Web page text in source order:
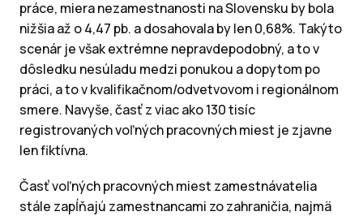
práce, miera nezamestnanosti na Slovensku by bola
nižšia až o 4,47 pb. a dosahovala by len 0,68%. Takýto
scenár je však extrémne nepravdepodobný, a to v
dôsledku nesúladu medzi ponukou a dopytom po
práci, a to v kvalifikačnom/odvetvovom i regionálnom
smere. Navyše, časť z viac ako 130 tisíc
registrovaných voľných pracovných miest je zjavne
len fiktívna.
Časť voľných pracovných miest zamestnávatelia
stále zapĺňajú zamestnancami zo zahraničia, najmä